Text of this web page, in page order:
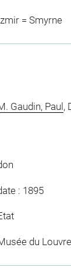
= Smyrne
Gaudin, Paul,
: 1895
du